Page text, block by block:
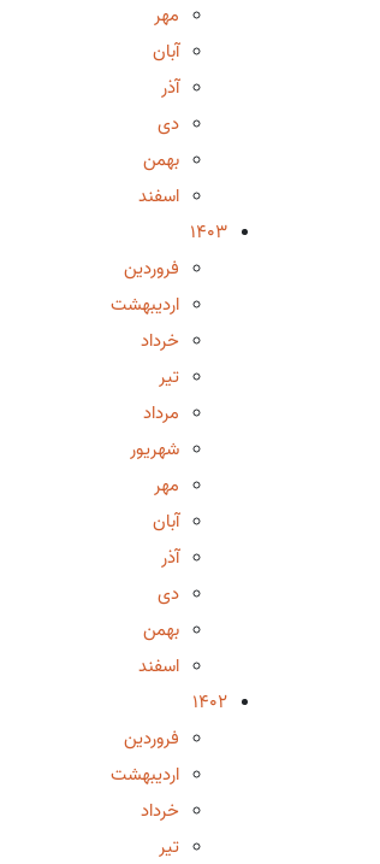
مهر
آبان
آذر
دی
بهمن
اسفند
1403
فروردین
اردیبهشت
خرداد
تیر
مرداد
شهریور
مهر
آبان
آذر
دی
بهمن
اسفند
1402
فروردین
اردیبهشت
خرداد
تیر